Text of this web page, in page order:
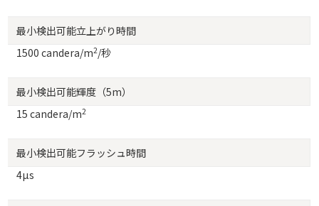
最小検出可能立上がり時間
1500 candera/m2/秒
最小検出可能輝度（5m）
15 candera/m2
最小検出可能フラッシュ時間
4µs